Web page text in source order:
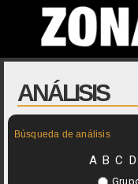
CONTENIDO
COMUNIDAD
FEEEDBACK
ANÁLISIS
Búsqueda de análisis
A B C D